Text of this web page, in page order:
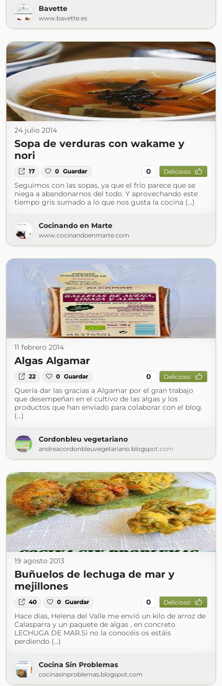
Bavette
www.bavette.es
24 julio 2014
Sopa de verduras con wakame y
nori
17 0 Guardar 0 Delicioso
Seguimos con las sopas, ya que el frío parece que se
niega a abandonarnos del todo. Y aprovechando este
tiempo gris sumado a lo que nos gusta la cocina (...)
Cocinando en Marte
www.cocinandoenmarte.com
11 febrero 2014
Algas Algamar
22 0 Guardar 0 Delicioso
Quería dar las gracias a Algamar por el gran trabajo
que desempeñan en el cultivo de las algas y los
productos que han enviado para colaborar con el blog.
(...)
Cordonbleu vegetariano
andreacordonbleuvegetariano.blogspot.com
19 agosto 2013
Buñuelos de lechuga de mar y
mejillones
40 0 Guardar 0 Delicioso
Hace días, Helena del Valle me envió un kilo de arroz de
Calasparra y un paquete de algas , en concreto
LECHUGA DE MAR.Si no la conocéis os estáis
perdiendo (...)
Cocina Sin Problemas
cocinasinproblemas.blogspot.com